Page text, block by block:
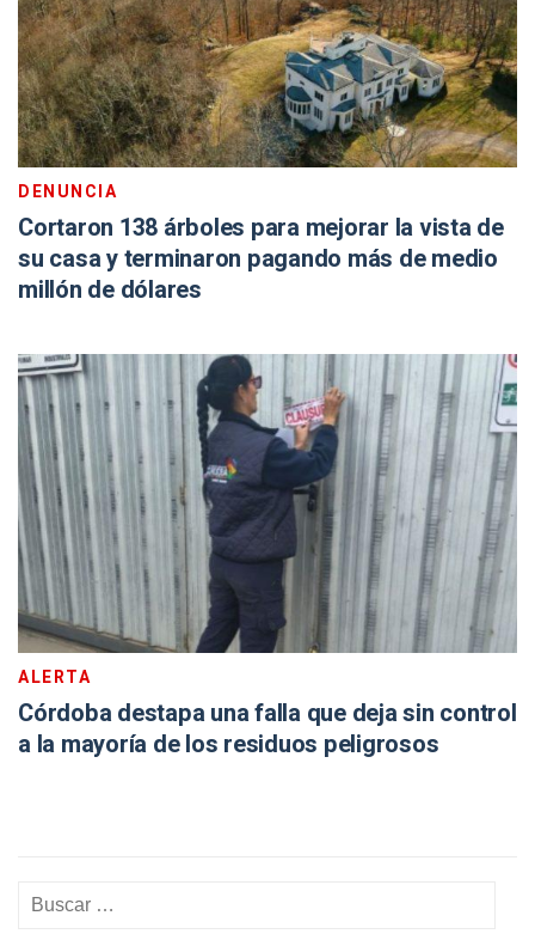
DENUNCIA
Cortaron 138 árboles para mejorar la vista de
su casa y terminaron pagando más de medio
millón de dólares
ALERTA
Córdoba destapa una falla que deja sin control
a la mayoría de los residuos peligrosos